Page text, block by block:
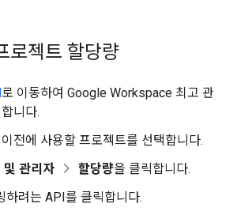
로젝트 할당량
로 이동하여 Google Workspace 최고 관
니다.
전에 사용할 프로젝트를 선택합니다.
및 관리자 할당량을 클릭합니다.
하려는 API를 클릭합니다.